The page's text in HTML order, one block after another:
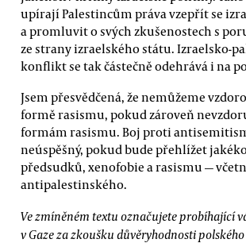
upírají Palestincům práva vzepřít se
a promluvit o svých zkušenostech s
ze strany izraelského státu. Izraelsko-
konflikt se tak částečně odehrává i na
Jsem přesvědčená, že nemůžeme
formě rasismu, pokud zároveň
formám rasismu. Boj proti
neúspěšný, pokud bude přehlížet
předsudků, xenofobie a rasismu —
antipalestinského.
Ve zmíněném textu označujete probíhající
v Gaze za zkoušku důvěryhodnosti